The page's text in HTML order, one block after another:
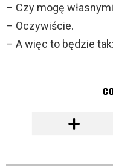
– Czy mogę
– Oczywiście.
– A więc to będzie